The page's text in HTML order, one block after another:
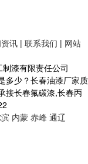
讯 | 联系我们 | 网站
漆有限责任公司
多少？长春油漆厂家质
接长春氟碳漆,长春丙
内蒙 赤峰 通辽